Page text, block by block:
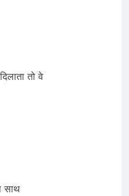
तो वे
साथ